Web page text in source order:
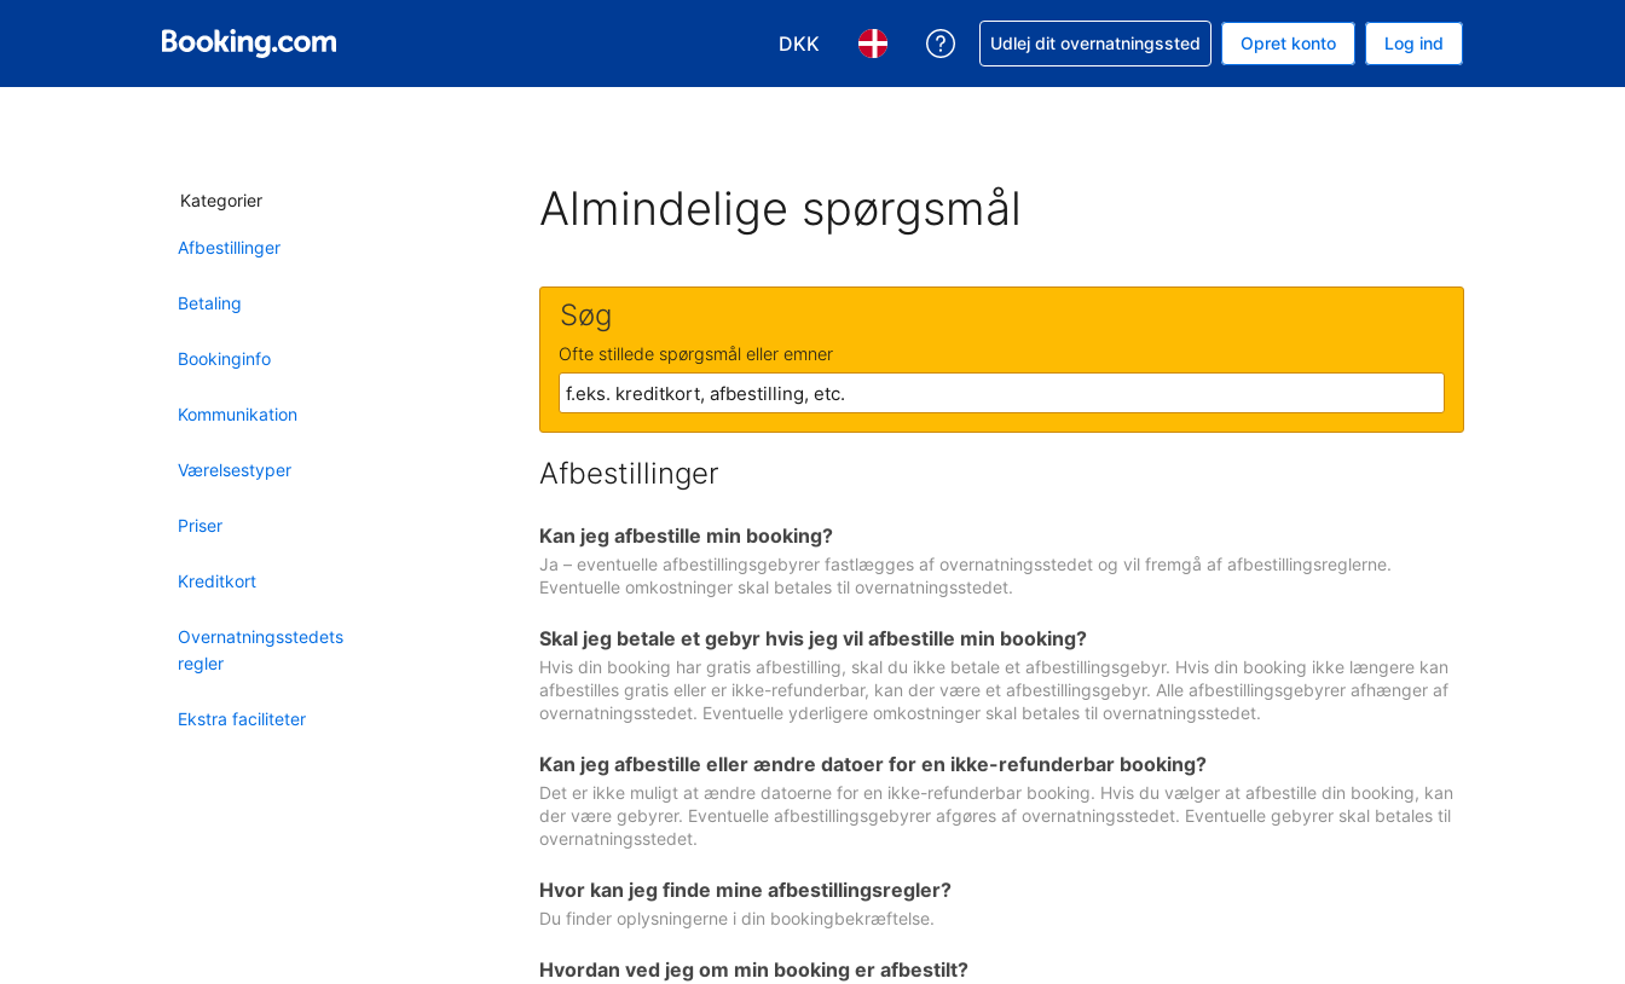
DKK
Vælg valuta. Din nuværende valuta er Danske kroner
Vælg sprog. Dit nuværende sprog er Dansk
Få hjælp til en booking
Udlej dit overnatningssted Opret konto Log ind
Kategorier
Afbestillinger
Betaling
Bookinginfo
Kommunikation
Værelsestyper
Priser
Kreditkort
Overnatningsstedets
regler
Ekstra faciliteter
Almindelige spørgsmål
Søg
Ofte stillede spørgsmål eller emner
Afbestillinger
Kan jeg afbestille min booking?
Ja – eventuelle afbestillingsgebyrer fastlægges af overnatningsstedet og vil fremgå af afbestillingsreglerne.
Eventuelle omkostninger skal betales til overnatningsstedet.
Skal jeg betale et gebyr hvis jeg vil afbestille min booking?
Hvis din booking har gratis afbestilling, skal du ikke betale et afbestillingsgebyr. Hvis din booking ikke længere kan
afbestilles gratis eller er ikke-refunderbar, kan der være et afbestillingsgebyr. Alle afbestillingsgebyrer afhænger af
overnatningsstedet. Eventuelle yderligere omkostninger skal betales til overnatningsstedet.
Kan jeg afbestille eller ændre datoer for en ikke-refunderbar booking?
Det er ikke muligt at ændre datoerne for en ikke-refunderbar booking. Hvis du vælger at afbestille din booking, kan
der være gebyrer. Eventuelle afbestillingsgebyrer afgøres af overnatningsstedet. Eventuelle gebyrer skal betales til
overnatningsstedet.
Hvor kan jeg finde mine afbestillingsregler?
Du finder oplysningerne i din bookingbekræftelse.
Hvordan ved jeg om min booking er afbestilt?